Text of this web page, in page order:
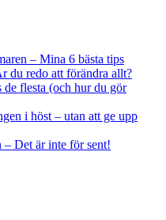
– Mina 6 bästa tips
du redo att förändra allt?
flesta (och hur du gör
i höst – utan att ge upp
– Det är inte för sent!